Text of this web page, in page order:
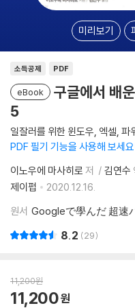
미리보기
소득공제 PDF
eBook
구글에서 배
5
일잘러를 위한 윈도우, 엑셀,
PDF 필기 기능을 사용해 보세
이노우에 마사히로 저 김연수
제이펍
2020.12.16.
원서 Googleで學んだ 超速
8.2 29
11,200원
11,200